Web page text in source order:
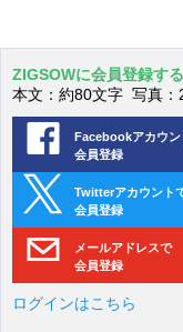
ZIGSOWに会員登録す
本文：約80文字 写真：
Facebookアカウン
会員登録
Twitterアカウント
会員登録
メールアドレスで
会員登録
ログインはこちら